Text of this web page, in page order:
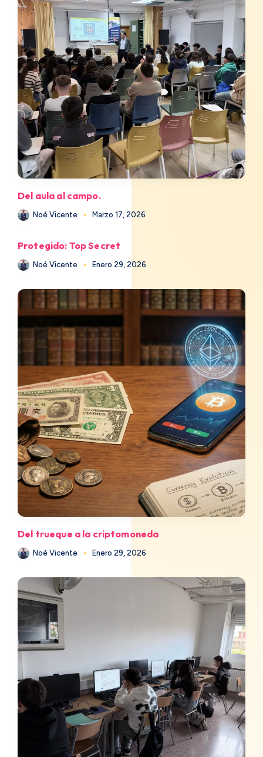
Del aula al campo.
Noé Vicente Marzo 17, 2026
Protegido: Top Secret
Noé Vicente Enero 29, 2026
Del trueque a la criptomoneda
Noé Vicente Enero 29, 2026